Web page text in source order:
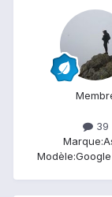
39
Marque:
Modèle: